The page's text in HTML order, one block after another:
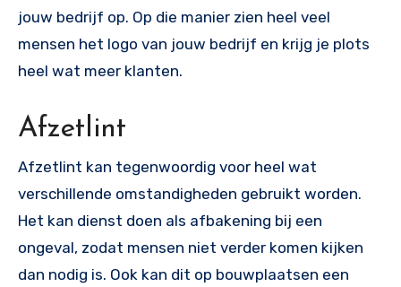
jouw bedrijf op. Op die manier zien heel veel
mensen het logo van jouw bedrijf en krijg je plots
heel wat meer klanten.
Afzetlint
Afzetlint kan tegenwoordig voor heel wat
verschillende omstandigheden gebruikt worden.
Het kan dienst doen als afbakening bij een
ongeval, zodat mensen niet verder komen kijken
dan nodig is. Ook kan dit op bouwplaatsen een